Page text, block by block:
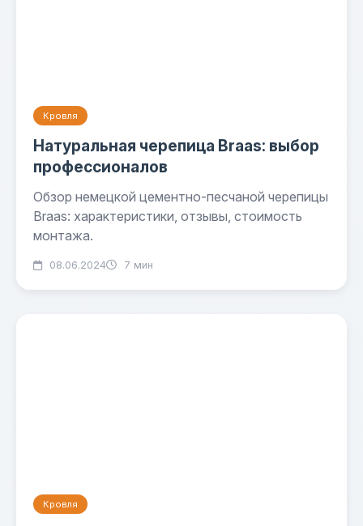
Кровля
Натуральная черепица Braas: выбор
профессионалов
Обзор немецкой цементно-песчаной черепицы
Braas: характеристики, отзывы, стоимость
монтажа.
08.06.2024 7 мин
Кровля